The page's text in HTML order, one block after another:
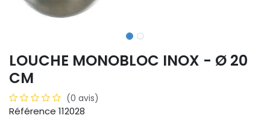
LOUCHE MONOBLOC INOX - Ø 20
CM
(0 avis)
Référence 112028